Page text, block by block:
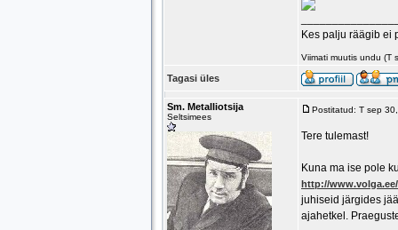
Kes palju räägib ei
Viimati muutis undu (T
Tagasi üles
Sm. Metalliotsija
Seltsimees
Postitatud: T sep
Tere tulemast!
Kuna ma ise pole
http://
juhiseid järgides
ajahetkel.